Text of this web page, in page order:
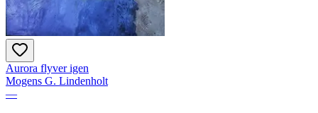
Aurora flyver igen
Mogens G. Lindenholt
—